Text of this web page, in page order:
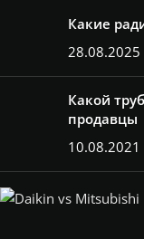
Какие
28.08.2025
Какой
продавцы
10.08.2021